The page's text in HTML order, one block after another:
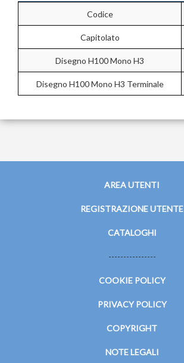
Codice
Capitolato
Disegno H100 Mono H3
Disegno H100 Mono H3 Terminale
AREA UTENTI
REGISTRAZIONE UTENTE
CATALOGHI
----------------
COOKIE POLICY
PRIVACY POLICY
COPYRIGHT
NOTE LEGALI